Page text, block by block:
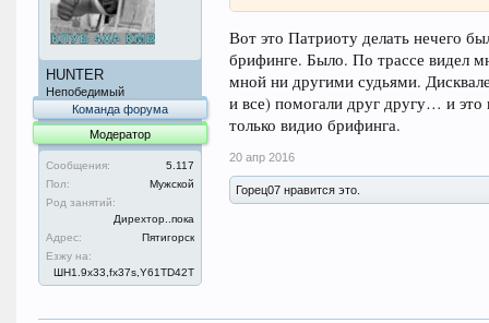
HUNTER
Непобедимый
Команда форума
Модератор
Сообщения:
5.117
Пол:
Мужской
Род занятий:
Дирехтор..пока
Адрес:
Пятигорск
Езжу на:
ШН1.9x33,fx37s,Y61TD42T
Вот это Патриоту делать нечего
брифинге. Было. По трассе видел
мной ни другими судьями.
и все) помогали друг другу… и
только видио брифинга.
20 апр 2016
Горец07 нравится это.